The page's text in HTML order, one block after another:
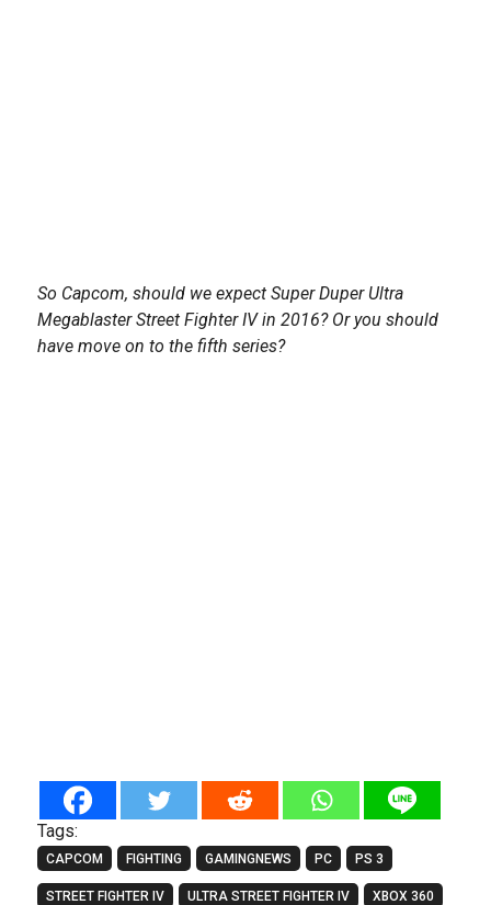
So Capcom, should we expect Super Duper Ultra
Megablaster Street Fighter IV in 2016? Or you should
have move on to the fifth series?
Tags:
CAPCOM FIGHTING GAMINGNEWS PC PS 3
STREET FIGHTER IV ULTRA STREET FIGHTER IV XBOX 360